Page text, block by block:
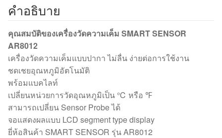
คำอธิบาย
คุณสมบัติของเครื่องวัดความเค็ม SMART SENSOR
AR8012
เครื่องวัดความเค็มแบบปากา ไม่ลื่น ง่ายต่อการใช้งาน
ชดเชยอุณหภูมิอัตโนมัติ
พร้อมแบคไลท์
เปลี่ยนหน่วยการวัดอุณหภูมิเป็น ℃ หรือ ℉
สามารถเปลี่ยน Sensor Probe ได้
จอแสดงผลแบบ LCD segment type display
ยี่ห้อสินค้า SMART SENSOR รุ่น AR8012